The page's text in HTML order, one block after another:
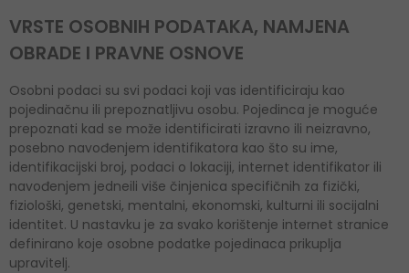
VRSTE OSOBNIH PODATAKA, NAMJENA
OBRADE I PRAVNE OSNOVE
Osobni podaci su svi podaci koji vas identificiraju kao
pojedinačnu ili prepoznatljivu osobu. Pojedinca je moguće
prepoznati kad se može identificirati izravno ili neizravno,
posebno navođenjem identifikatora kao što su ime,
identifikacijski broj, podaci o lokaciji, internet identifikator ili
navođenjem jedneili više činjenica specifičnih za fizički,
fiziološki, genetski, mentalni, ekonomski, kulturni ili socijalni
identitet. U nastavku je za svako korištenje internet stranice
definirano koje osobne podatke pojedinaca prikuplja
upravitelj.